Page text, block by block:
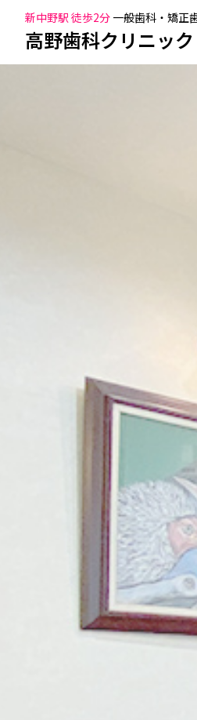
新中野駅 徒歩2分 一般歯科・矯正
高野歯科クリニッ